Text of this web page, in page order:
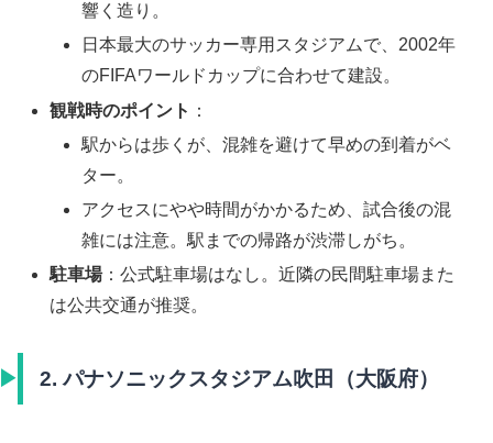
響く造り。
日本最大のサッカー専用スタジアムで、2002年
のFIFAワールドカップに合わせて建設。
観戦時のポイント ：
駅からは歩くが、混雑を避けて早めの到着がベ
ター。
アクセスにやや時間がかかるため、試合後の混
雑には注意。駅までの帰路が渋滞しがち。
駐車場：公式駐車場はなし。近隣の民間駐車場また
は公共交通が推奨。
2. パナソニックスタジアム吹田（大阪府）